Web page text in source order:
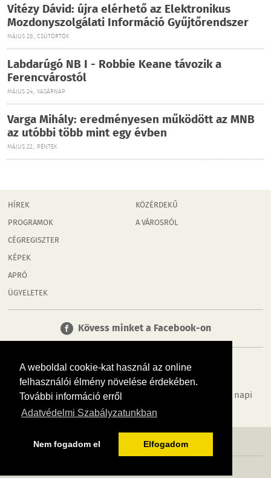
A weboldal cookie-kat használ az online
felhasználói élmény növelése érdekében.
További információ erről
Adatvédelmi Szabályzatunkban
Nem fogadom el Elfogadom
Vitézy Dávid: újra elérhető az Elektronikus
Mozdonyszolgálati Információ Gyűjtőrendszer
MÁJUS 28., CSÜTÖRTÖK
Labdarúgó NB I - Robbie Keane távozik a
Ferencvárostól
MÁJUS 24., VASÁRNAP
Varga Mihály: eredményesen működött az MNB
az utóbbi több mint egy évben
MÁJUS 22., PÉNTEK
HÍREK
PROGRAMOK
CÉGREGISZTER
KÉPEK
APRÓ
ÜGYELETEK
KÖZÉRDEKŰ
A VÁROSRÓL
Kövess minket a Facebook-on
Tudj meg többet városodról! Hírek, programok, képek, napi
menü, cégek…. és minden, ami Mosonmagyaróvár
MÉDIAAJÁNLÓ ADATVÉDELEM IMPRESSZUM RÓLUNK